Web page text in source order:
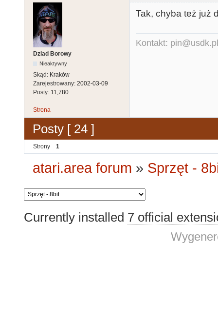
Dziad Borowy
Nieaktywny
Skąd: Kraków
Zarejestrowany: 2002-03-09
Posty: 11,780
Tak, chyba też już
Kontakt: pin@usdk.pl
Strona
Posty [ 24 ]
Strony 1
atari.area forum » Sprzęt -
Currently installed 7 official